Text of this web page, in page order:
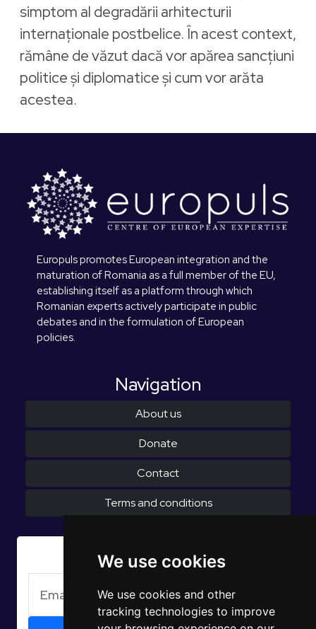
We use cookies
We use cookies and other
tracking technologies to improve
simptom al degradării arhitecturii
internaționale postbelice. În acest context,
rămâne de văzut dacă vor apărea sancțiuni
politice și diplomatice și cum vor arăta
acestea.
Europuls promotes European integration and the
maturation of Romania as a full member of the EU,
establishing itself as a platform through which
Romanian experts actively participate in public
debates and in the formulation of European
policies.
Navigation
About us
Donate
Contact
Terms and conditions
Subscribe to Newsletter